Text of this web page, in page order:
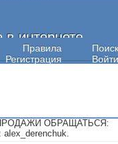
в интернете
Правила
Поиск
Регистрация
Войти
ОБРАЩАТЬСЯ: